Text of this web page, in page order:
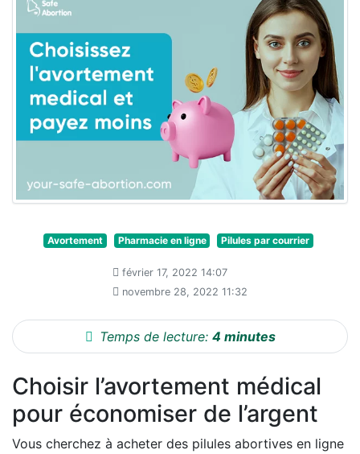
Avortement Pharmacie en ligne Pilules par courrier
février 17, 2022 14:07
novembre 28, 2022 11:32
Temps de lecture: 4 minutes
Choisir l’avortement médical
pour économiser de l’argent
Vous cherchez à acheter des pilules abortives en ligne